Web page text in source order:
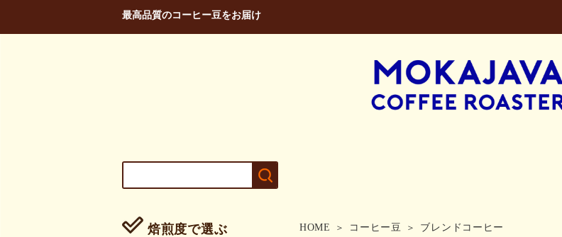
最高品質のコーヒー豆をお届け
HOME コーヒー豆 ブレンドコーヒー
焙煎度で選ぶ